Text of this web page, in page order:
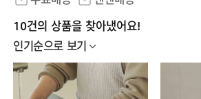
10건의 상품을 찾아냈어요!
인기순으로 보기